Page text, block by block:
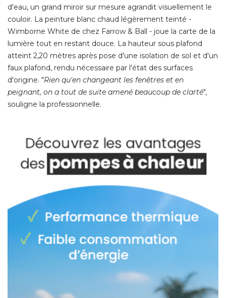
d'eau, un grand miroir sur mesure agrandit visuellement le
couloir. La peinture blanc chaud légèrement teinté -
Wimborne White de chez Farrow & Ball - joue la carte de la
lumière tout en restant douce. La hauteur sous plafond
atteint 2,20 mètres après pose d'une isolation de sol et d'un
faux plafond, rendu nécessaire par l'état des surfaces
d'origine. "Rien qu'en changeant les fenêtres et en
peignant, on a tout de suite amené beaucoup de clarté",
souligne la professionnelle.